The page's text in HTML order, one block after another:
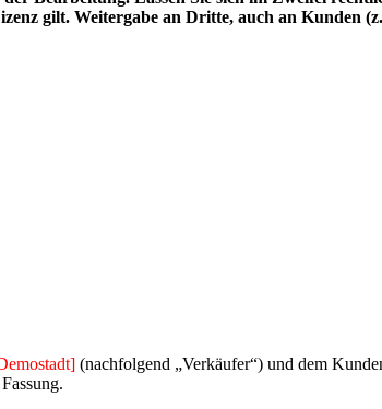
gilt. Weitergabe an Dritte, auch an Kunden
(nachfolgend „Verkäufer“) und dem